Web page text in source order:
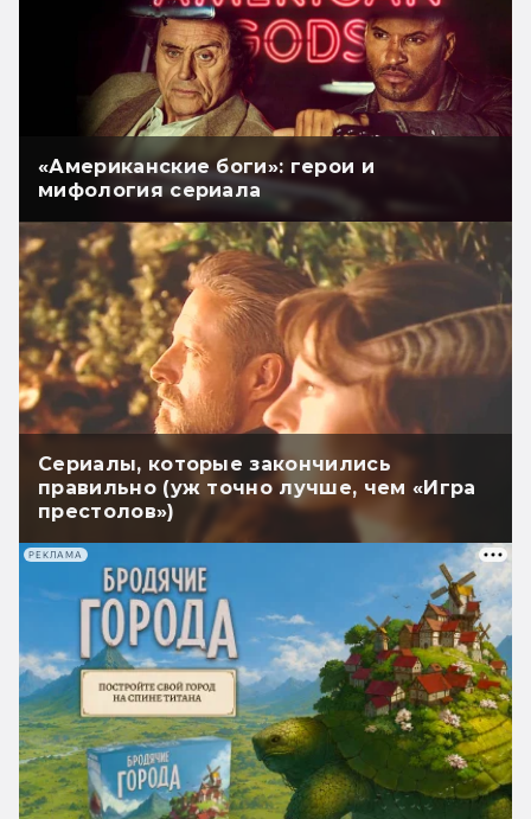
«Американские боги»: герои и
мифология сериала
Сериалы, которые закончились
правильно (уж точно лучше, чем «Игра
престолов»)
РЕКЛАМА